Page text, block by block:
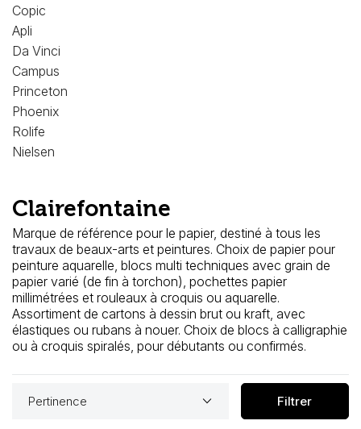
Copic
Apli
Da Vinci
Campus
Princeton
Phoenix
Rolife
Nielsen
Clairefontaine
Marque de référence pour le papier, destiné à tous les
travaux de beaux-arts et peintures. Choix de papier pour
peinture aquarelle, blocs multi techniques avec grain de
papier varié (de fin à torchon), pochettes papier
millimétrées et rouleaux à croquis ou aquarelle.
Assortiment de cartons à dessin brut ou kraft, avec
élastiques ou rubans à nouer. Choix de blocs à calligraphie
ou à croquis spiralés, pour débutants ou confirmés.
Pertinence keyboard_arrow_down Filtrer